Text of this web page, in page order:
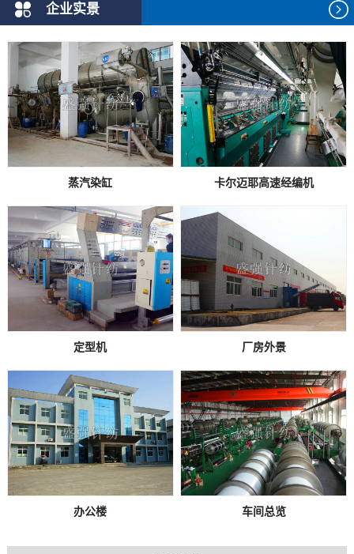
企业实景
蒸汽染缸 卡尔迈耶高速经编机
定型机 厂房外景
办公楼 车间总览